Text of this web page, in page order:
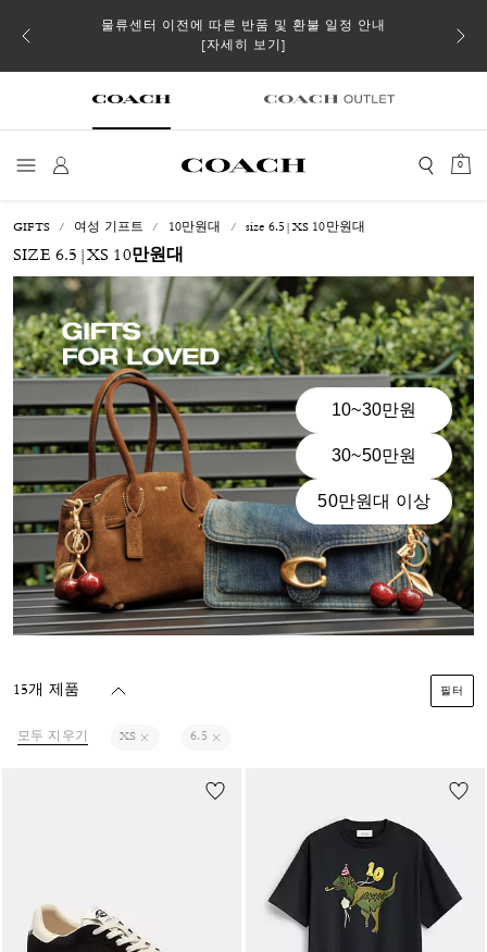
스트
물류센터 이전에 따른 반품 및 환불 일정 안내
[자세히 보기]
일부
0
GIFTS 여성 기프트 10만원대 size 6.5|XS 10만원대
SIZE 6.5|XS 10만원대
10~30만원
30~50만원
50만원대 이상
15개 제품 필터
모두 지우기 XS 6.5